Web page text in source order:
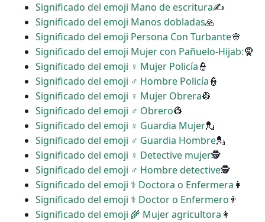
Significado del emoji Mano de escritura✍
Significado del emoji Manos dobladas🙏
Significado del emoji Persona Con Turbante👳
Significado del emoji Mujer con Pañuelo-Hijab:🧕
Significado del emoji ‍♀️ Mujer Policía👮
Significado del emoji ‍♂️ Hombre Policía👮
Significado del emoji ♀ Mujer Obrera👷
Significado del emoji ♂ Obrero👷
Significado del emoji ♀ Guardia Mujer💂
Significado del emoji ♂ Guardia Hombre💂
Significado del emoji ️‍♀️ Detective mujer🕵
Significado del emoji ♂ Hombre detective🕵
Significado del emoji ‍⚕️ Doctora o Enfermera 👩
Significado del emoji ‍⚕️ Doctor o Enfermero 👨
Significado del emoji ‍🌾 Mujer agricultora 👩